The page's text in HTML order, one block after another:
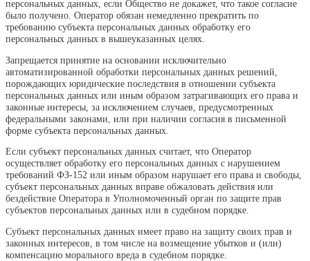
персональных данных, если Общество не докажет, что такое согласие
было получено. Оператор обязан немедленно прекратить по
требованию субъекта персональных данных обработку его
персональных данных в вышеуказанных целях.
Запрещается принятие на основании исключительно
автоматизированной обработки персональных данных решений,
порождающих юридические последствия в отношении субъекта
персональных данных или иным образом затрагивающих его права и
законные интересы, за исключением случаев, предусмотренных
федеральными законами, или при наличии согласия в письменной
форме субъекта персональных данных.
Если субъект персональных данных считает, что Оператор
осуществляет обработку его персональных данных с нарушением
требований ФЗ-152 или иным образом нарушает его права и свободы,
субъект персональных данных вправе обжаловать действия или
бездействие Оператора в Уполномоченный орган по защите прав
субъектов персональных данных или в судебном порядке.
Субъект персональных данных имеет право на защиту своих прав и
законных интересов, в том числе на возмещение убытков и (или)
компенсацию морального вреда в судебном порядке.